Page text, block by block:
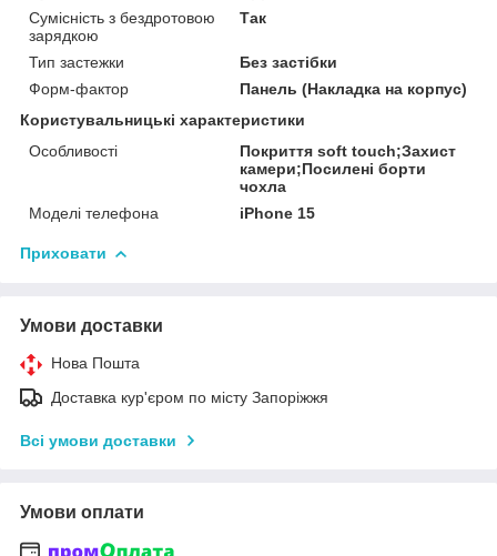
Сумісність з бездротовою
зарядкою
Так
Тип застежки
Без застібки
Форм-фактор
Панель (Накладка на корпус)
Користувальницькі характеристики
Особливості
Покриття soft touch;Захист
камери;Посилені борти
чохла
Моделі телефона
iPhone 15
Приховати
Умови доставки
Нова Пошта
Доставка кур'єром по місту Запоріжжя
Всі умови доставки
Умови оплати